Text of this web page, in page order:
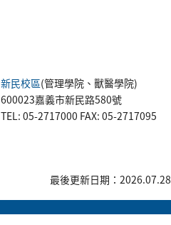
新民校區(管理學院、獸醫學院)
600023嘉義市新民路580號
TEL: 05-2717000 FAX: 05-2717095
最後更新日期：2026.07.28